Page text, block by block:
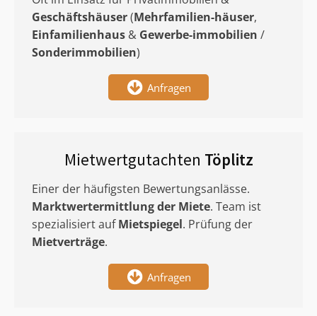
Geschäftshäuser(Mehrfamilien-häuser,
Einfamilienhaus & Gewerbe-immobilien /
Sonderimmobilien)
Anfragen
Mietwertgutachten Töplitz
Einer der häufigsten Bewertungsanlässe.
Marktwertermittlungder Miete. Team ist
spezialisiert aufMietspiegel. Prüfung der
Mietverträge.
Anfragen